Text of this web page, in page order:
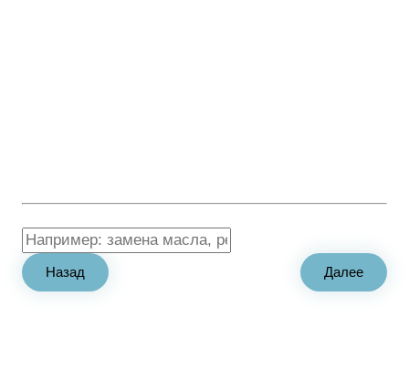
Назад Далее